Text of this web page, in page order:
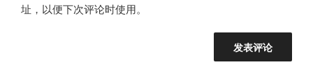
址，以便下次评论时使用。